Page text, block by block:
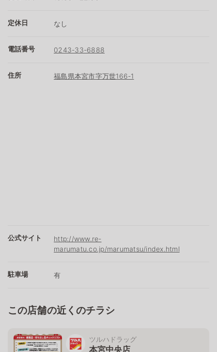
定休日 なし
電話番号 0243-33-6888
住所 福島県本宮市字万世166-1
公式サイト
http://www.re-
marumatu.co.jp/marumatsu/index.html
駐車場 有
この店舗の近くのチラシ
ツルハドラッグ
本宮中央店